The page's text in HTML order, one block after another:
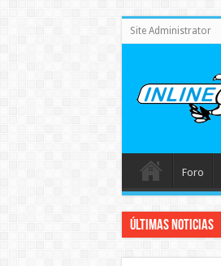
Site Administrator
Foro
Últimas noticias